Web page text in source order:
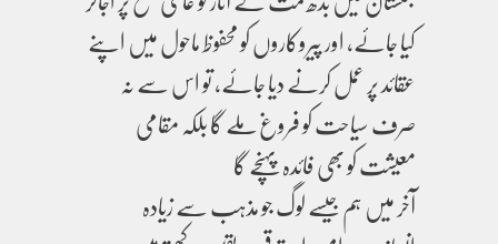
کیا جائے، اور پیروکاروں کو محفوظ ماحول میں اپنے
عقائد پر عمل کرنے دیا جائے، تو اس سے نہ
صرف سیاحت کو فروغ ملے گا بلکہ مقامی
معیشت کو بھی فائدہ پہنچے گا
آخر میں ہم جیسے لوگ جو مذہب سے زیادہ